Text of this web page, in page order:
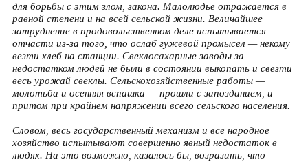
для борьбы с этим злом, закона. Малолюдье отражается в
равной степени и на всей сельской жизни. Величайшее
затруднение в продовольственном деле испытывается
отчасти из-за того, что ослаб гужевой промысел — некому
везти хлеб на станции. Свеклосахарные заводы за
недостатком людей не были в состоянии выкопать и свезти
весь урожай свеклы. Сельскохозяйственные работы —
молотьба и осенняя вспашка — прошли с запозданием, и
притом при крайнем напряжении всего сельского населения.
Словом, весь государственный механизм и все народное
хозяйство испытывают совершенно явный недостаток в
людях. На это возможно, казалось бы, возразить, что